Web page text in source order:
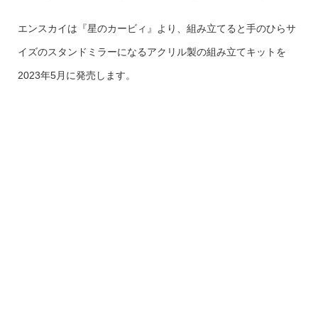
エンスカイは『星のカービィ』より、組み立てると手のひらサ
イズのスタンドミラーになるアクリル製の組み立てキットを
2023年5月に発売します。